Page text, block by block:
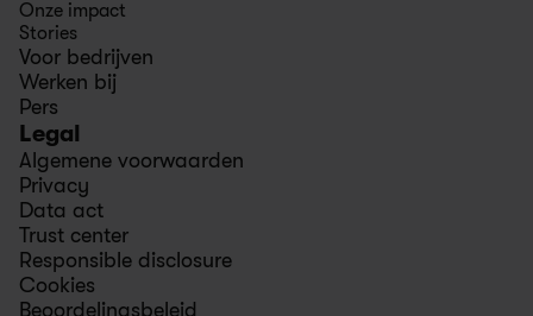
Onze impact
Stories
Voor bedrijven
Werken bij
Pers
Legal
Algemene voorwaarden
Privacy
Data act
Trust center
Responsible disclosure
Cookies
Beoordelingsbeleid